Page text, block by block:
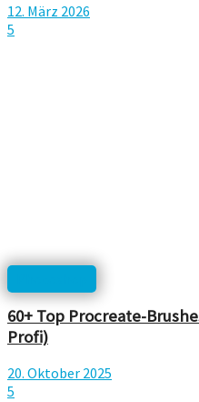
12. März 2026
5
60+ Top Procreate-
Profi)
20. Oktober 2025
5